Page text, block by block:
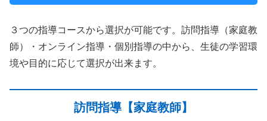
３つの指導コースから選択が可能です。訪問指導（家庭教
師）・オンライン指導・個別指導の中から、生徒の学習環
境や目的に応じて選択が出来ます。
訪問指導【家庭教師】